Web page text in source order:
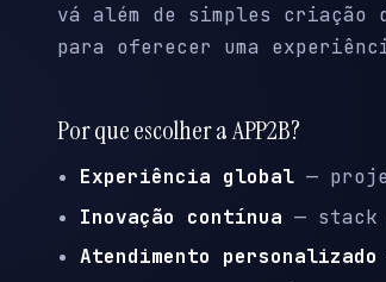
vá além de simples
para oferecer uma
Por que escolher a APP2B?
Experiência global —
Inovação contínua — stack
Atendimento personalizado